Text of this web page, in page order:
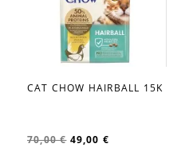
favorite_border
CAT CHOW HAIRBALL 15K
70,00 € 49,00 €